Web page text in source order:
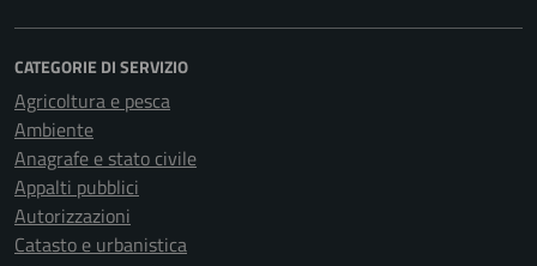
CATEGORIE DI SERVIZIO
Agricoltura e pesca
Ambiente
Anagrafe e stato civile
Appalti pubblici
Autorizzazioni
Catasto e urbanistica